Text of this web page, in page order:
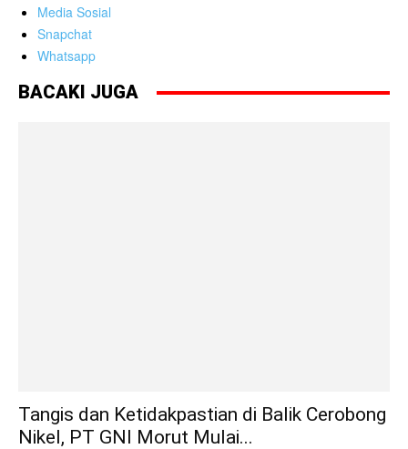
Media Sosial
Snapchat
Whatsapp
BACAKI JUGA
Tangis dan Ketidakpastian di Balik Cerobong
Nikel, PT GNI Morut Mulai...